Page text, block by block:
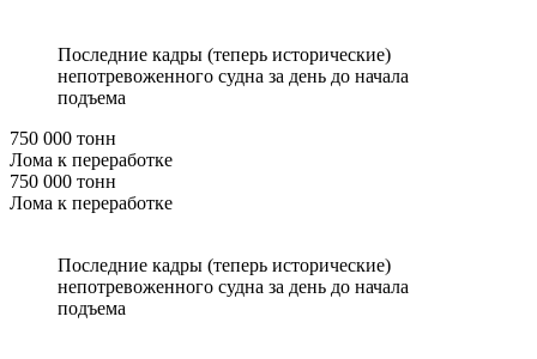
Последние кадры (теперь исторические)
непотревоженного судна за день до начала
подъема
750 000 тонн
Лома к переработке
750 000 тонн
Лома к переработке
Последние кадры (теперь исторические)
непотревоженного судна за день до начала
подъема